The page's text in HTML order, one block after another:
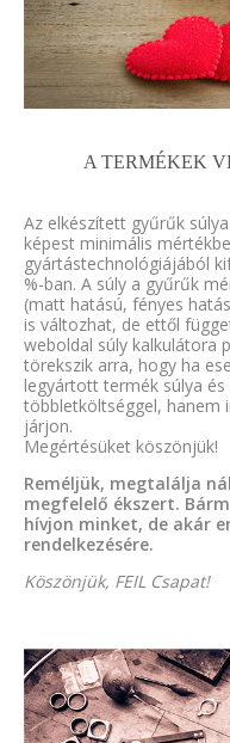
A TERMÉKEK
Az elkészített gyűrűk
képest minimális
gyártástechnológiájából
%-ban. A súly a gyűrűk
(matt hatású, fényes
is változhat, de ettől
weboldal súly kalkulátora
törekszik arra, hogy ha
legyártott termék súlya
többletköltséggel, hanem
járjon.
Megértésüket köszönjük!
Reméljük, megtalálja
megfelelő ékszert.
hívjon minket, de akár
rendelkezésére.
Köszönjük, FEIL Csapat!